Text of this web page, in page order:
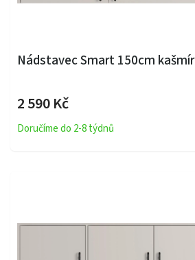
Nádstavec Smart 150cm kašmír
2 590 Kč
Doručíme do 2-8 týdnů